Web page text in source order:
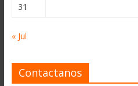
31
« Jul
Contactanos